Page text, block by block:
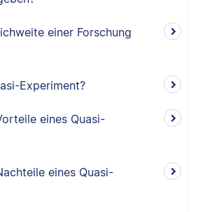
einer Forschung
Experiment?
eines Quasi-
eines Quasi-